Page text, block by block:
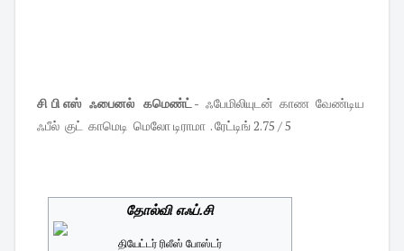
சி பி எஸ் ஃபைனல் கமெண்ட் - ஃபேமிலியுடன் காண வேண்டிய
ஃபீல் குட் காமெடி மெலோ டிராமா . ரேட்டிங் 2.75 / 5
தோல்வி எஃப்.சி
தியேட்டர் ரிலீஸ் போஸ்டர்